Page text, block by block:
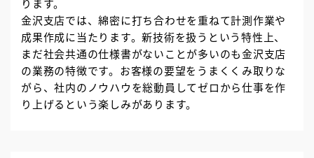
ります。
金沢支店では、綿密に打ち合わせを重ねて計測作業や
成果作成に当たります。新技術を扱うという特性上、
まだ社会共通の仕様書がないことが多いのも金沢支店
の業務の特徴です。お客様の要望をうまくくみ取りな
がら、社内のノウハウを総動員してゼロから仕事を作
り上げるという楽しみがあります。